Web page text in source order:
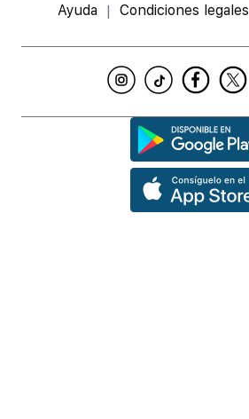
Ayuda Condiciones legales